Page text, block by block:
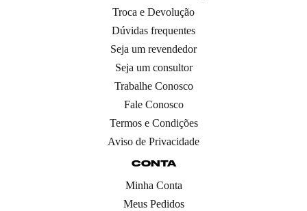
Troca e Devolução
Dúvidas frequentes
Seja um revendedor
Seja um consultor
Trabalhe Conosco
Fale Conosco
Termos e Condições
Aviso de Privacidade
CONTA
Minha Conta
Meus Pedidos